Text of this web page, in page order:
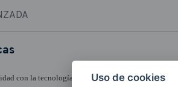
con la tecnología mas avanzada para su barco.
Uso de cookies